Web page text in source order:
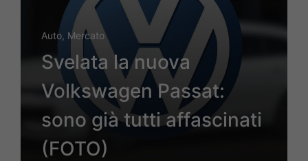
Auto, Mercato
Svelata la nuova
Volkswagen Passat:
sono già tutti affascinati
(FOTO)